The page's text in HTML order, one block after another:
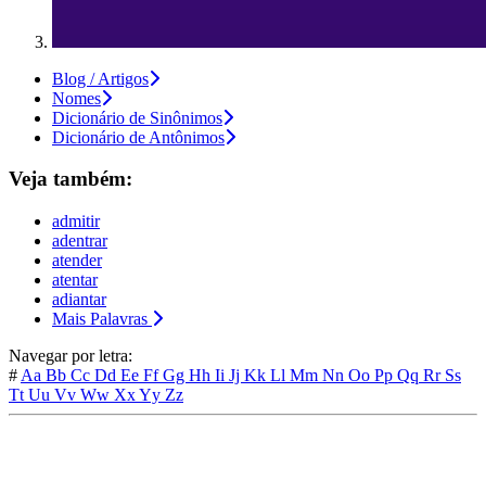
Blog / Artigos
Nomes
Dicionário de Sinônimos
Dicionário de Antônimos
Veja também:
admitir
adentrar
atender
atentar
adiantar
Mais Palavras
Navegar por letra:
# Aa Bb Cc Dd Ee FfGg Hh Ii Jj Kk Ll Mm Nn Oo Pp Qq Rr Ss
Tt Uu Vv Ww XxYy Zz